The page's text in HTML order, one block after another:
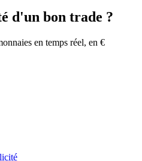
d'un bon trade ?
en temps réel, en €